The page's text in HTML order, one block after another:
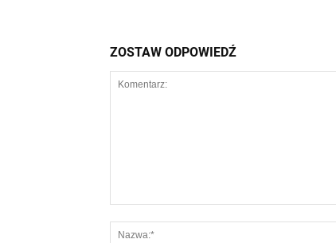
ZOSTAW ODPOWIEDŹ